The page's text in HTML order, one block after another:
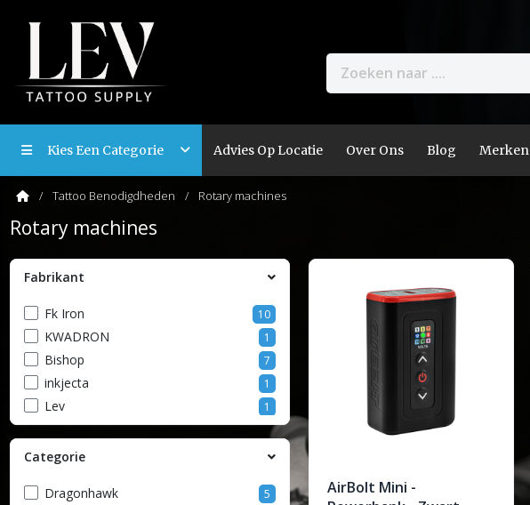
Kies Een Categorie Advies Op Locatie Over Ons Blog Merken
Tattoo Benodigdheden Rotary machines
Rotary machines
Fabrikant
Fk Iron 10
KWADRON 1
Bishop 7
inkjecta 1
Lev 1
Categorie
Dragonhawk 5
AirBolt Mini -